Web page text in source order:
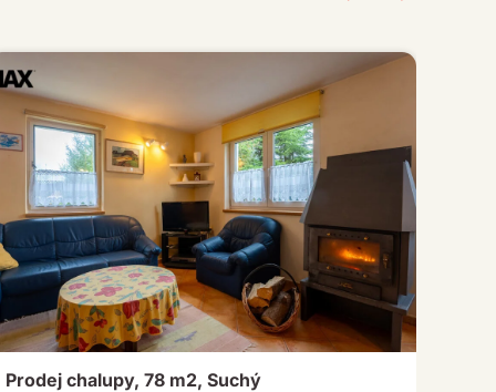
Prodej chalupy, 78 m2, Suchý